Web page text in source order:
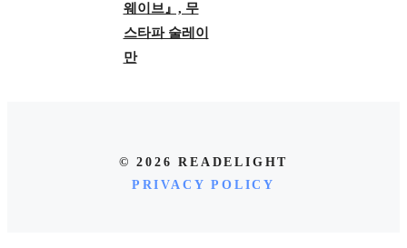
웨이브』, 무
스타파 술레이
만
© 2026 READELIGHT
PRIVACY POLICY